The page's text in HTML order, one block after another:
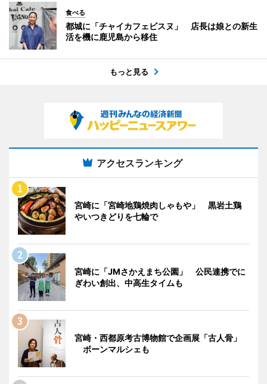
食べる
都城に「チャイカフェビスヌ」 店長は娘との新生
活を機に鹿児島から移住
もっと見る
アクセスランキング
宮崎に「宮崎地鶏焼肉しゃもや」 黒岩土鶏
やいつきどりを七輪で
宮崎に「JMさかえまち公園」 公民連携でに
ぎわい創出、中高生タイムも
宮崎・西都原考古博物館で企画展「古人骨」
ボーンマルシェも